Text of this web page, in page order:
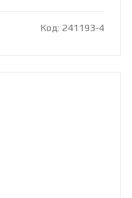
Код: 241193-4